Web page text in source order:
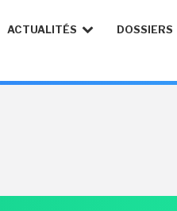
ACTUALITÉS DOSSIERS